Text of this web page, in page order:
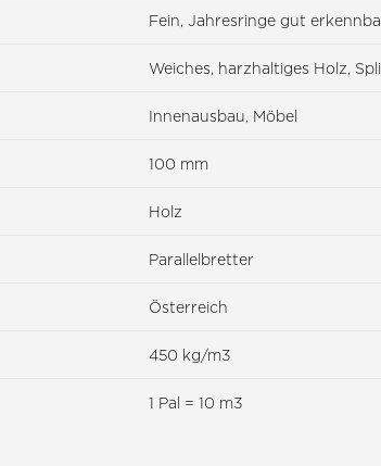
Fein, Jahresringe gut
Weiches, harzhaltiges Holz,
Innenausbau, Möbel
100 mm
Holz
Parallelbretter
Österreich
450 kg/m3
1 Pal = 10 m3